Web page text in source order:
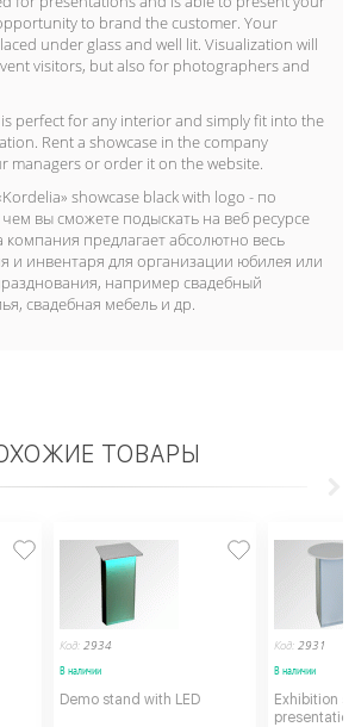
to brand the customer. Your
under glass and well lit. Visualization will
visitors, but also for photographers and
perfect for any interior and simply fit into the
Rent a showcase in the company
managers or order it on the website.
showcase black with logo - по
вы сможете подыскать на веб ресурсе
предлагает абсолютно весь
и инвентаря для организации юбилея или
например свадебный
свадебная мебель и др.
ТОВАРЫ
Код: 2934
В наличии
Demo stand with LED
Код: 2931
В наличии
Exhibition